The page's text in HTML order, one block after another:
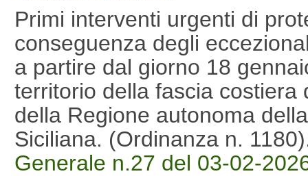
Primi interventi urgenti di
conseguenza degli
a partire dal giorno 18
territorio della fascia costiera
della Regione autonoma
Siciliana. (Ordinanza n.
Generale n.27 del 03-02-